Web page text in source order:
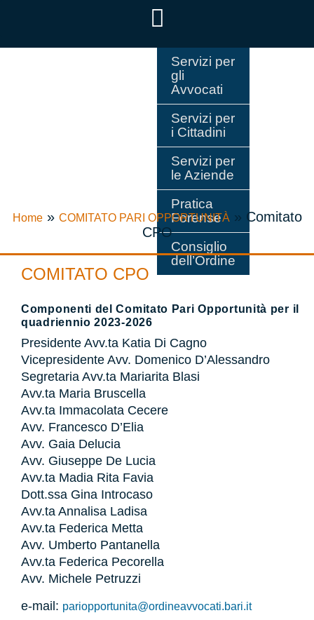
Servizi per
gli
Avvocati
Servizi per
i Cittadini
Servizi per
le Aziende
Pratica
Forense
Consiglio
dell’Ordine
Home» COMITATO PARI OPPORTUNITÀ » Comitato
CPO
COMITATO CPO
Componenti del Comitato Pari Opportunità per il
quadriennio 2023-2026
Presidente Avv.ta Katia Di Cagno
Vicepresidente Avv. Domenico D’Alessandro
Segretaria Avv.ta Mariarita Blasi
Avv.ta Maria Bruscella
Avv.ta Immacolata Cecere
Avv. Francesco D’Elia
Avv. Gaia Delucia
Avv. Giuseppe De Lucia
Avv.ta Madia Rita Favia
Dott.ssa Gina Introcaso
Avv.ta Annalisa Ladisa
Avv.ta Federica Metta
Avv. Umberto Pantanella
Avv.ta Federica Pecorella
Avv. Michele Petruzzi
e-mail: pariopportunita@ordineavvocati.bari.it